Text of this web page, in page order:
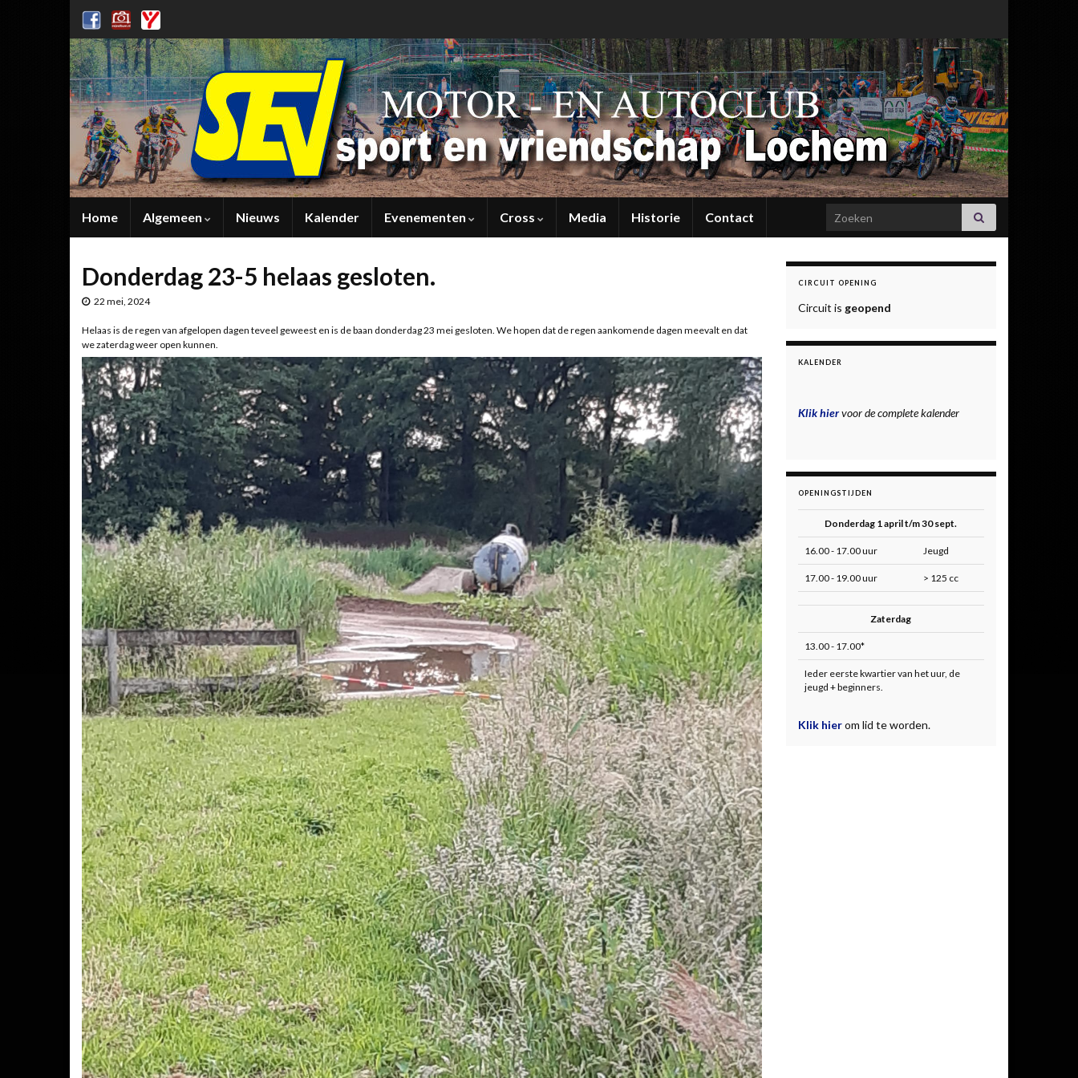
Home Algemeen Nieuws Kalender Evenementen Cross Media Historie Contact Search for:
Donderdag 23-5 helaas gesloten.
22 mei, 2024
Helaas is de regen van afgelopen dagen teveel geweest en is de baan donderdag 23 mei gesloten. We hopen dat de regen aankomende dagen meevalt en dat
we zaterdag weer open kunnen.
CIRCUIT OPENING
Circuit is geopend
KALENDER
Klik hiervoor de complete kalender
OPENINGSTIJDEN
Donderdag 1 april t/m 30 sept.
16.00 - 17.00 uur Jeugd
17.00 - 19.00 uur > 125 cc
Zaterdag
13.00 - 17.00*
Ieder eerste kwartier van het uur, de
jeugd + beginners.
Klik hierom lid te worden.